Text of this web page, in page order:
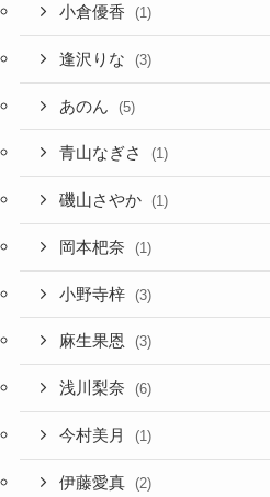
小倉優香 (1)
逢沢りな (3)
あのん (5)
青山なぎさ (1)
磯山さやか (1)
岡本杷奈 (1)
小野寺梓 (3)
麻生果恩 (3)
浅川梨奈 (6)
今村美月 (1)
伊藤愛真 (2)